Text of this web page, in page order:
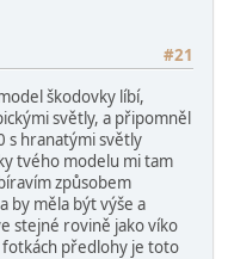
#21
škodovky líbí,
světly, a připomněl
s hranatými světly
tvého modelu mi tam
způsobem
by měla být výše a
stejné rovině jako víko
předlohy je toto